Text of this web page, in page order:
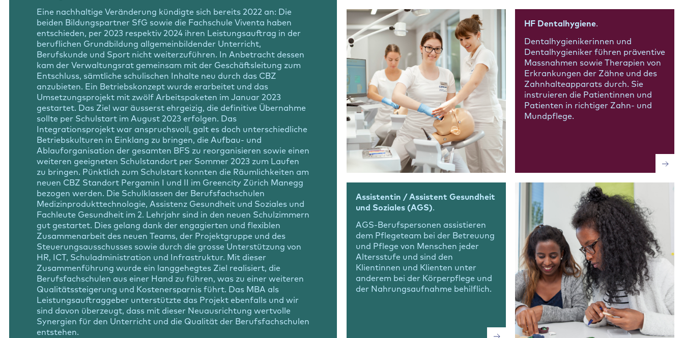
Eine nachhaltige Veränderung kündigte sich bereits 2022 an: Die
beiden Bildungspartner SfG sowie die Fachschule Viventa haben
entschieden, per 2023 respektiv 2024 ihren Leistungsauftrag in der
beruflichen Grundbildung allgemeinbildender Unterricht,
Berufskunde und Sport nicht weiterzuführen. In Anbetracht dessen
kam der Verwaltungsrat gemeinsam mit der Geschäftsleitung zum
Entschluss, sämtliche schulischen Inhalte neu durch das CBZ
anzubieten. Ein Betriebskonzept wurde erarbeitet und das
Umsetzungsprojekt mit zwölf Arbeitspaketen im Januar 2023
gestartet. Das Ziel war äusserst ehrgeizig, die definitive Übernahme
sollte per Schulstart im August 2023 erfolgen. Das
Integrationsprojekt war anspruchsvoll, galt es doch unterschiedliche
Betriebskulturen in Einklang zu bringen, die Aufbau- und
Ablauforganisation der gesamten BFS zu reorganisieren sowie einen
weiteren geeigneten Schulstandort per Sommer 2023 zum Laufen
zu bringen. Pünktlich zum Schulstart konnten die Räumlichkeiten am
neuen CBZ Standort Pergamin I und II im Greencity Zürich Manegg
bezogen werden. Die Schulklassen der Berufsfachschulen
Medizinprodukttechnologie, Assistenz Gesundheit und Soziales und
Fachleute Gesundheit im 2. Lehrjahr sind in den neuen Schulzimmern
gut gestartet. Dies gelang dank der engagierten und flexiblen
Zusammenarbeit des neuen Teams, der Projektgruppe und des
Steuerungsausschusses sowie durch die grosse Unterstützung von
HR, ICT, Schuladministration und Infrastruktur. Mit dieser
Zusammenführung wurde ein langgehegtes Ziel realisiert, die
Berufsfachschulen aus einer Hand zu führen, was zu einer weiteren
Qualitätssteigerung und Kostenersparnis führt. Das MBA als
Leistungsauftraggeber unterstützte das Projekt ebenfalls und wir
sind davon überzeugt, dass mit dieser Neuausrichtung wertvolle
Synergien für den Unterricht und die Qualität der Berufsfachschulen
entstehen.
HF Dentalhygiene.
Dentalhygienikerinnen und
Dentalhygieniker führen präventive
Massnahmen sowie Therapien von
Erkrankungen der Zähne und des
Zahnhalteapparats durch. Sie
instruieren die Patientinnen und
Patienten in richtiger Zahn- und
Mundpflege.
Assistentin / Assistent Gesundheit
und Soziales (AGS).
AGS-Berufspersonen assistieren
dem Pflegeteam bei der Betreuung
und Pflege von Menschen jeder
Altersstufe und sind den
Klientinnen und Klienten unter
anderem bei der Körperpflege und
der Nahrungsaufnahme behilflich.